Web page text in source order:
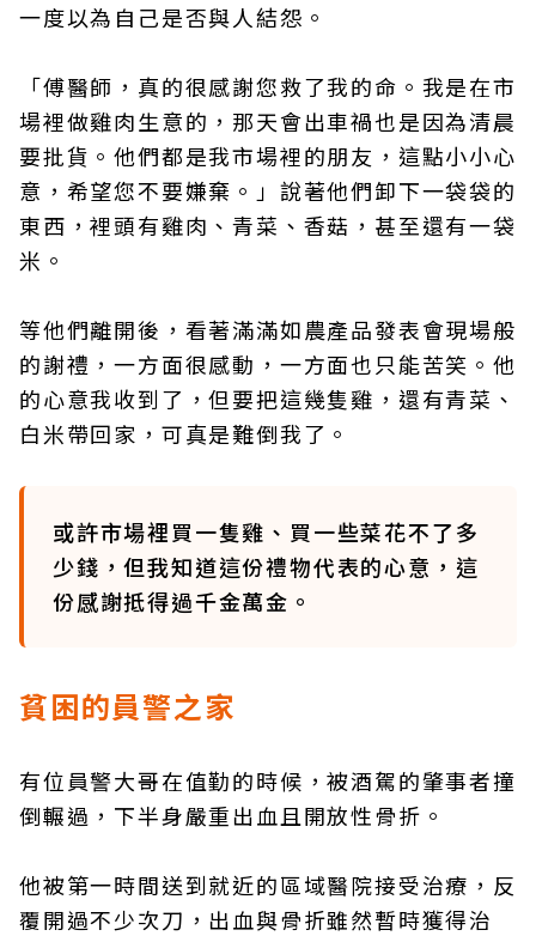
一度以為自己是否與人結怨。
「傅醫師，真的很感謝您救了我的命。我是在市
場裡做雞肉生意的，那天會出車禍也是因為清晨
要批貨。他們都是我市場裡的朋友，這點小小心
意，希望您不要嫌棄。」說著他們卸下一袋袋的
東西，裡頭有雞肉、青菜、香菇，甚至還有一袋
米。
等他們離開後，看著滿滿如農產品發表會現場般
的謝禮，一方面很感動，一方面也只能苦笑。他
的心意我收到了，但要把這幾隻雞，還有青菜、
白米帶回家，可真是難倒我了。
或許市場裡買一隻雞、買一些菜花不了多
少錢，但我知道這份禮物代表的心意，這
份感謝抵得過千金萬金。
貧困的員警之家
有位員警大哥在值勤的時候，被酒駕的肇事者撞
倒輾過，下半身嚴重出血且開放性骨折。
他被第一時間送到就近的區域醫院接受治療，反
覆開過不少次刀，出血與骨折雖然暫時獲得治